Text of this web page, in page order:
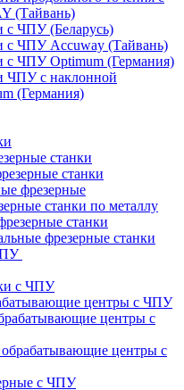
(Тайвань)
с ЧПУ (Беларусь)
с ЧПУ Accuway (Тайвань)
с ЧПУ Optimum (Германия)
ЧПУ с наклонной
(Германия)
станки
станки
фрезерные
станки по металлу
станки
фрезерные станки
с ЧПУ
центры с ЧПУ
центры с
обрабатывающие центры с
с ЧПУ